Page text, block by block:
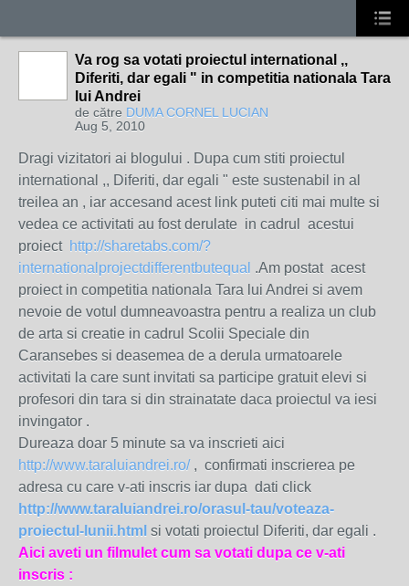
Va rog sa votati proiectul international ,,
Diferiti, dar egali " in competitia nationala Tara
lui Andrei
de către DUMA CORNEL LUCIAN
Aug 5, 2010
Dragi vizitatori ai blogului . Dupa cum stiti proiectul
international ,, Diferiti, dar egali " este sustenabil in al
treilea an , iar accesand acest link puteti citi mai multe si
vedea ce activitati au fost derulate in cadrul acestui
proiect http://sharetabs.com/?
internationalprojectdifferentbutequal .Am postat acest
proiect in competitia nationala Tara lui Andrei si avem
nevoie de votul dumneavoastra pentru a realiza un club
de arta si creatie in cadrul Scolii Speciale din
Caransebes si deasemea de a derula urmatoarele
activitati la care sunt invitati sa participe gratuit elevi si
profesori din tara si din strainatate daca proiectul va iesi
invingator .
Dureaza doar 5 minute sa va inscrieti aici
http://www.taraluiandrei.ro/, confirmati inscrierea pe
adresa cu care v-ati inscris iar dupa dati click
http://www.taraluiandrei.ro/orasul-tau/voteaza-
proiectul-lunii.html si votati proiectul Diferiti, dar egali .
Aici aveti un filmulet cum sa votati dupa ce v-ati
inscris :